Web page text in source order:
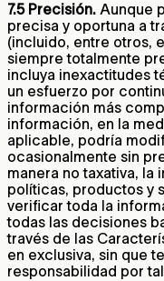
7.5 Precisión. Aunque
precisa y oportuna a
(incluido, entre otros,
siempre totalmente
incluya inexactitudes
un esfuerzo por
información más
información, en la
aplicable, podría
ocasionalmente sin
manera no taxativa, la
políticas, productos y
verificar toda la
todas las decisiones
través de las
en exclusiva, sin que
responsabilidad por